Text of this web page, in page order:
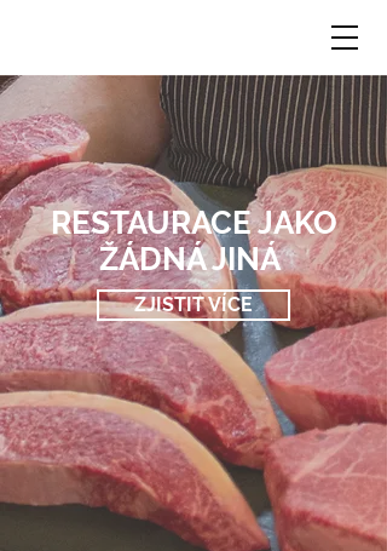
RESTAURACE JAKO
ŽÁDNÁ JINÁ
ZJISTIT VÍCE